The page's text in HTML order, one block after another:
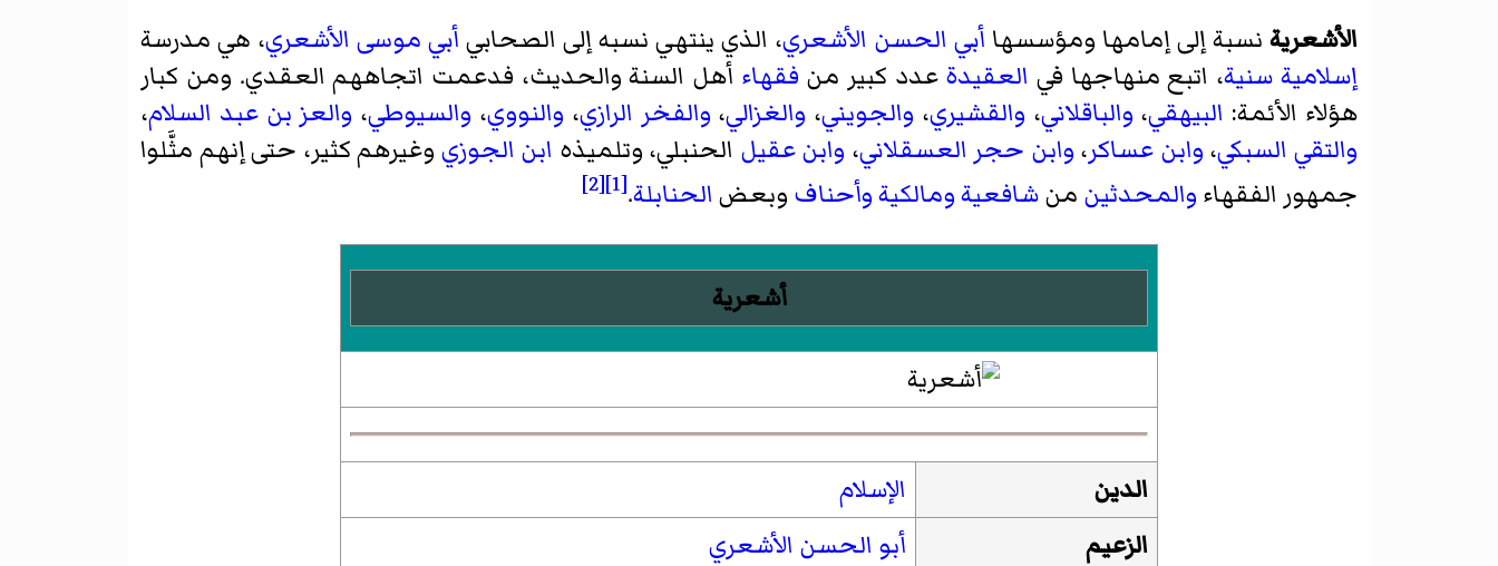
الأشعرية نسبة إلى إمامها ومؤسسها أبي الحسن الأشعري، الذي ينتهي نسبه إلى الصحابي أبي موسى الأشعري، هي مدرسة
إسلامية سنية، اتبع منهاجها في العقيدة عدد كبير من فقهاء أهل السنة والحديث، فدعمت اتجاههم العقدي. ومن كبار
هؤلاء الأئمة: البيهقي، والباقلاني، والقشيري، والجويني، والغزالي، والفخر الرازي، والنووي، والسيوطي، والعز بن عبد السلام،
والتقي السبكي، وابن عساكر، وابن حجر العسقلاني، وابن عقيل الحنبلي، وتلميذه ابن الجوزي وغيرهم كثير، حتى إنهم مثَّلوا
جمهور الفقهاء والمحدثين منشافعيةومالكيةوأحناف وبعض الحنابلة.
[1]
[2]
أشعرية
الدين
الإسلام
الزعيم
أبو الحسن الأشعري